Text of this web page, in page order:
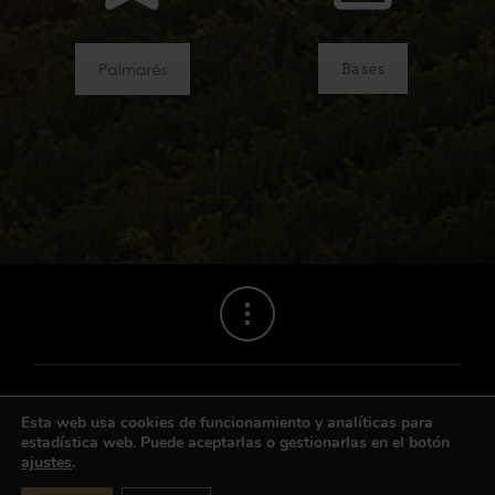
Palmarés Bases
© Bodega Ntra. Sra. del Romero S.C.
Esta web usa cookies de funcionamiento y analíticas para
estadística web. Puede aceptarlas o gestionarlas en el botón
ajustes.